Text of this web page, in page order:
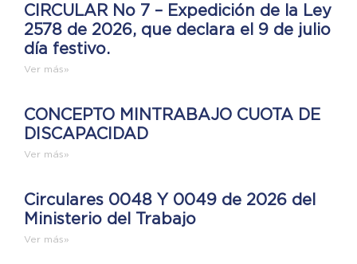
CIRCULAR No 7 – Expedición de la Ley
2578 de 2026, que declara el 9 de julio
día festivo.
Ver más»
CONCEPTO MINTRABAJO CUOTA DE
DISCAPACIDAD
Ver más»
Circulares 0048 Y 0049 de 2026 del
Ministerio del Trabajo
Ver más»